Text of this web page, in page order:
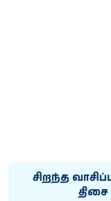
சிறந்த
திசை